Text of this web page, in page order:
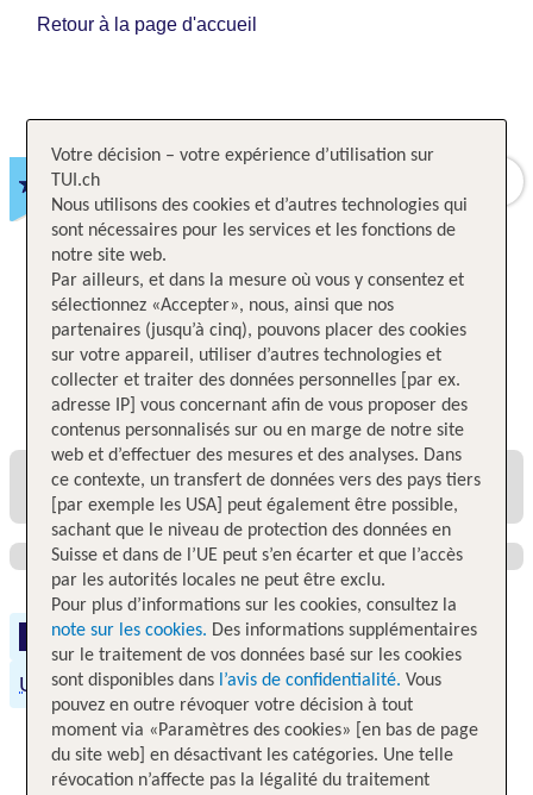
Retour à la page d'accueil
BEECH Resort Fleesensee
Goehren-Lebbin,
Mecklenburg-Vorpommern, Allemagne
Toutes les offres et tous les prix
Famille Demi-pension Plus
Wi-Fi gratuit
Une alimentation équilibrée
Sports nautiques
Votre décision – votre expérience d’utilisation sur
TUI.ch
Nous utilisons des cookies et d’autres technologies qui
sont nécessaires pour les services et les fonctions de
notre site web.
Par ailleurs, et dans la mesure où vous y consentez et
sélectionnez «Accepter», nous, ainsi que nos
partenaires (jusqu’à cinq), pouvons placer des cookies
sur votre appareil, utiliser d’autres technologies et
collecter et traiter des données personnelles [par ex.
adresse IP] vous concernant afin de vous proposer des
contenus personnalisés sur ou en marge de notre site
web et d’effectuer des mesures et des analyses. Dans
ce contexte, un transfert de données vers des pays tiers
[par exemple les USA] peut également être possible,
sachant que le niveau de protection des données en
Suisse et dans de l’UE peut s’en écarter et que l’accès
par les autorités locales ne peut être exclu.
Pour plus d’informations sur les cookies, consultez la
note sur les cookies. Des informations supplémentaires
sur le traitement de vos données basé sur les cookies
sont disponibles dans l’avis de confidentialité. Vous
pouvez en outre révoquer votre décision à tout
moment via «Paramètres des cookies» [en bas de page
du site web] en désactivant les catégories. Une telle
révocation n’affecte pas la légalité du traitement